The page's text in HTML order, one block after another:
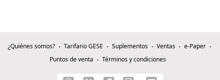
¿Quiénes somos? Tarifario GESE Suplementos Ventas
e-Paper
Puntos de venta
Términos y condiciones